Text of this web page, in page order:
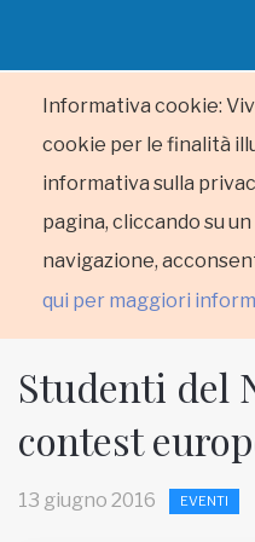
Informativa cookie:
cookie per le finalità
informativa sulla
pagina, cliccando su
navigazione,
qui per maggiori
HOME
Studenti del
contest
13 giugno 2016 EVENTI